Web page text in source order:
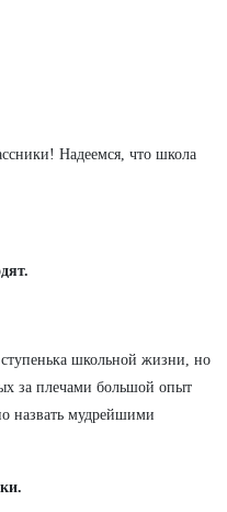
Надеемся, что школа
школьной жизни, но
за плечами большой опыт
назвать мудрейшими